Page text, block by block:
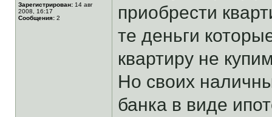
Зарегистрирован: 14 авг
2008, 16:17
Сообщения: 2
приобрести
те деньги
квартиру не
Но своих
банка в виде